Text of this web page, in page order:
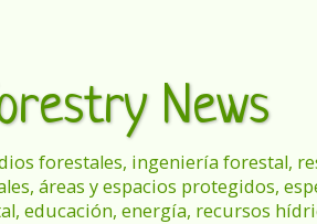
News
forestales, ingeniería forestal,
áreas y espacios protegidos,
educación, energía, recursos